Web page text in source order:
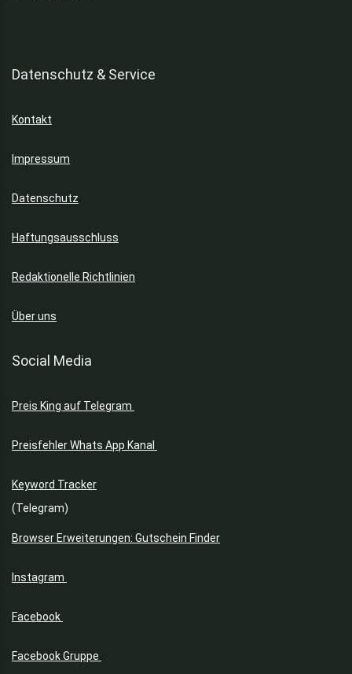
Datenschutz & Service
Kontakt
Impressum
Datenschutz
Haftungsausschluss
Redaktionelle Richtlinien
Über uns
Social Media
Preis King auf Telegram
Preisfehler Whats App Kanal
Keyword Tracker
(Telegram)
Browser Erweiterungen: Gutschein Finder
Instagram
Facebook
Facebook Gruppe